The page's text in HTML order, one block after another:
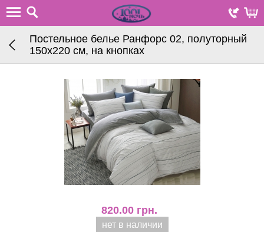
Постельное белье Ранфорс 02, полуторный
150х220 см, на кнопках
820.00 грн.
нет в наличии